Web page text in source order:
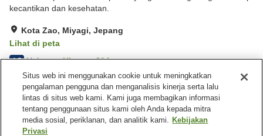
kecantikan dan kesehatan.
Kota Zao, Miyagi, Jepang
Lihat di peta
4.5 Hebat Ulasan:314
Fasilitas properti
Tempat parkir
Mandi jet
Sauna
Spa / Salon kecantikan
Situs web ini menggunakan cookie untuk meningkatkan
pengalaman pengguna dan menganalisis kinerja serta lalu
lintas di situs web kami. Kami juga membagikan informasi
tentang penggunaan situs kami oleh Anda kepada mitra
media sosial, periklanan, dan analitik kami. Kebijakan
Privasi